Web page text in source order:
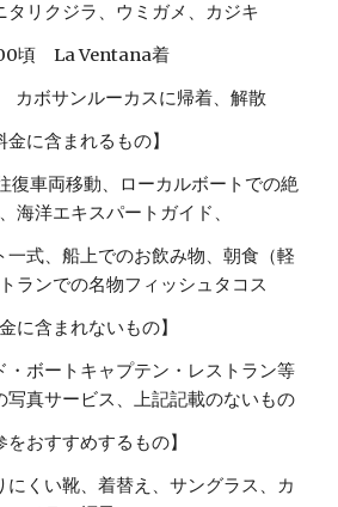
タリクジラ、ウミガメ、カジキ
頃 La Ventana着
カボサンルーカスに帰着、解散
金に含まれるもの】
復車両移動、ローカルボートでの絶
海洋エキスパートガイド、
一式、船上でのお飲み物、朝食（軽
ランでの名物フィッシュタコス
金に含まれないもの】
・ボートキャプテン・レストラン等
写真サービス、上記記載のないもの
をおすすめするもの】
にくい靴、着替え、サングラス、カ